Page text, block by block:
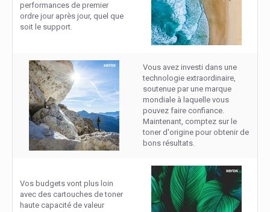
performances de premier
ordre jour après jour, quel que
soit le support.
Vous avez investi dans une
technologie extraordinaire,
soutenue par une marque
mondiale à laquelle vous
pouvez faire confiance.
Maintenant, comptez sur le
toner d'origine pour obtenir de
bons résultats.
Vos budgets vont plus loin
avec des cartouches de toner
haute capacité de valeur